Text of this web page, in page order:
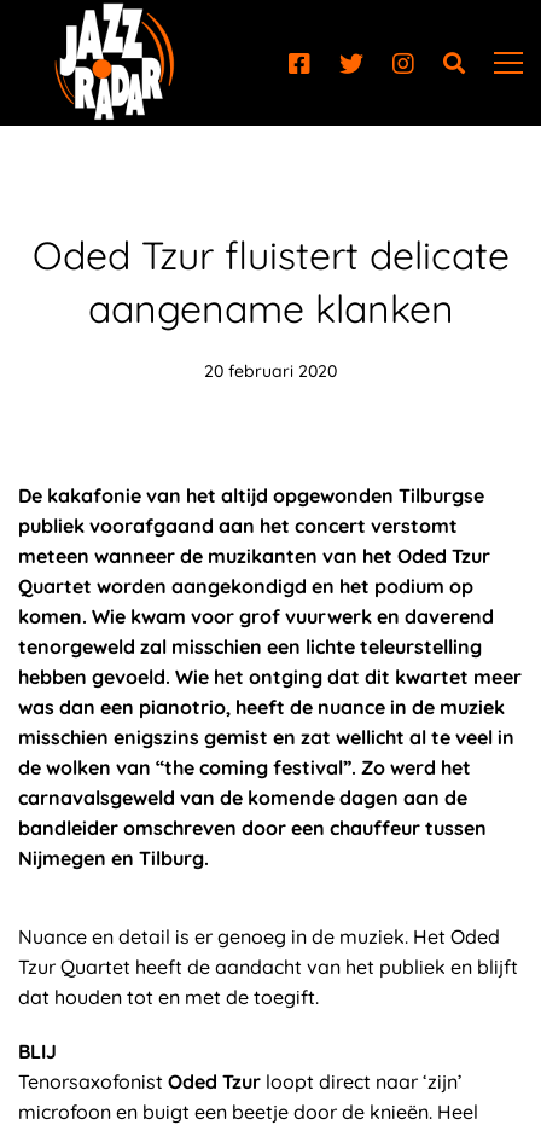
Oded Tzur fluistert delicate
aangename klanken
20 februari 2020
De kakafonie van het altijd opgewonden Tilburgse
publiek voorafgaand aan het concert verstomt
meteen wanneer de muzikanten van het Oded Tzur
Quartet worden aangekondigd en het podium op
komen. Wie kwam voor grof vuurwerk en daverend
tenorgeweld zal misschien een lichte teleurstelling
hebben gevoeld. Wie het ontging dat dit kwartet meer
was dan een pianotrio, heeft de nuance in de muziek
misschien enigszins gemist en zat wellicht al te veel in
de wolken van “the coming festival”. Zo werd het
carnavalsgeweld van de komende dagen aan de
bandleider omschreven door een chauffeur tussen
Nijmegen en Tilburg.
Nuance en detail is er genoeg in de muziek. Het Oded
Tzur Quartet heeft de aandacht van het publiek en blijft
dat houden tot en met de toegift.
BLIJ
Tenorsaxofonist Oded Tzur loopt direct naar ‘zijn’
microfoon en buigt een beetje door de knieën. Heel